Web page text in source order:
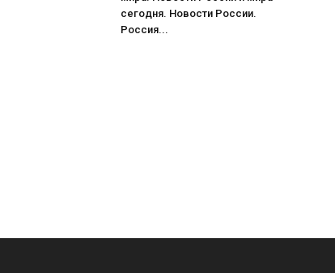
сегодня. Новости России.
Россия...